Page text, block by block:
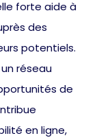
forte aide à
des
potentiels.
réseau
de
en ligne,